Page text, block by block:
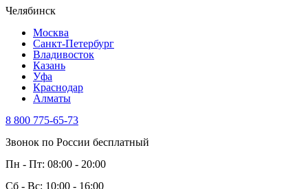
Челябинск
Москва
Санкт-Петербург
Владивосток
Казань
Уфа
Краснодар
Алматы
8 800 775-65-73
Звонок по России бесплатный
Пн - Пт: 08:00 - 20:00
Сб - Вс: 10:00 - 16:00